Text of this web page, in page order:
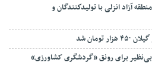
آزاد انزلی با تولیدكنندگان و
شد
برای رونق «گردشگری کشاورزی»